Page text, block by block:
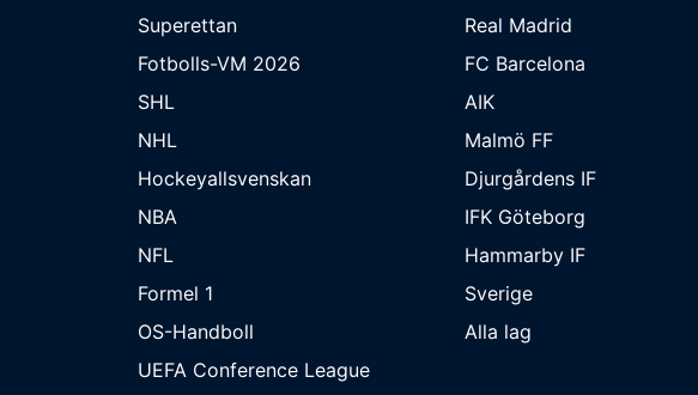
Superettan
Fotbolls-VM 2026
SHL
NHL
Hockeyallsvenskan
NBA
NFL
Formel 1
OS-Handboll
UEFA Conference League
Real Madrid
FC Barcelona
AIK
Malmö FF
Djurgårdens IF
IFK Göteborg
Hammarby IF
Sverige
Alla lag